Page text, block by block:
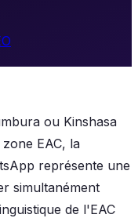
ou Kinshasa
EAC, la
représente une
simultanément
de l'EAC